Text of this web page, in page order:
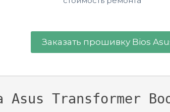
Заказать прошивку Bios
Asus Transformer